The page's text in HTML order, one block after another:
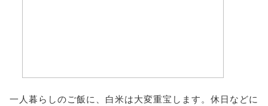
一人暮らしのご飯に、白米は大変重宝します。休日などに